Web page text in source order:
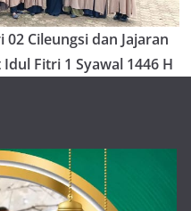
02 Cileungsi dan Jajaran
Fitri 1 Syawal 1446 H